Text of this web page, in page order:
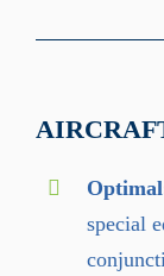
special